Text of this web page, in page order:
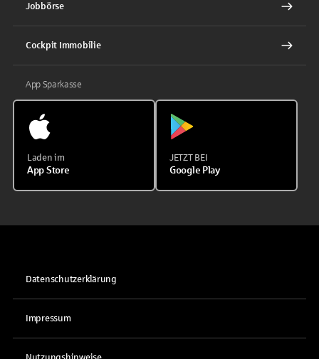
Jobbörse
Cockpit Immobilie
App Sparkasse
Laden im
App Store
JETZT BEI
Google Play
Datenschutzerklärung
Impressum